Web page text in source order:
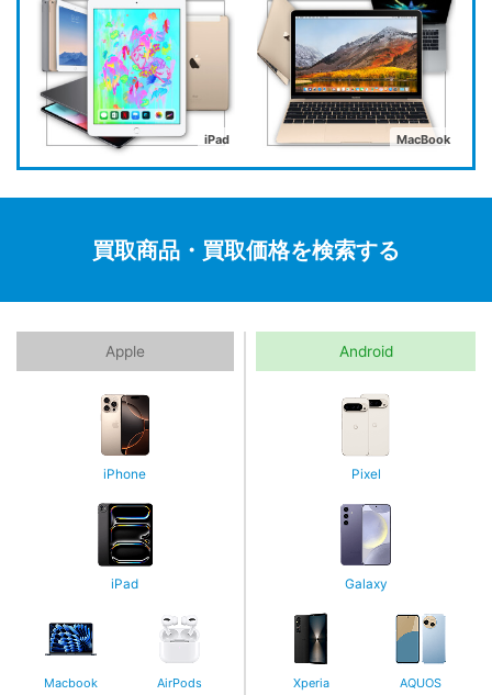
iPad MacBook
買取商品・買取価格を検索する
Apple
iPhone
iPad
Macbook AirPods
Android
Pixel
Galaxy
Xperia AQUOS